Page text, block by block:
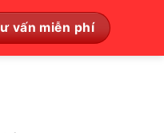
vấn miễn phí